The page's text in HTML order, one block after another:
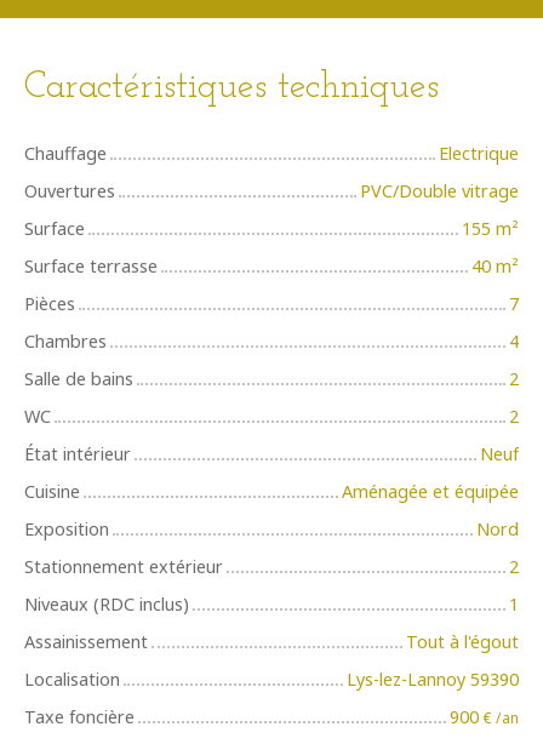
Caractéristiques techniques
Chauffage
Electrique
Ouvertures
PVC/Double vitrage
Surface
155 m²
Surface terrasse
40 m²
Pièces
7
Chambres
4
Salle de bains
2
WC
2
État intérieur
Neuf
Cuisine
Aménagée et équipée
Exposition
Nord
Stationnement extérieur
2
Niveaux (RDC inclus)
1
Assainissement
Tout à l'égout
Localisation
Lys-lez-Lannoy 59390
Taxe foncière
900€ /an